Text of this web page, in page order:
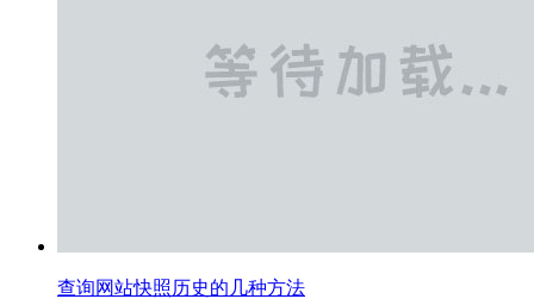
查询网站快照历史的几种方法